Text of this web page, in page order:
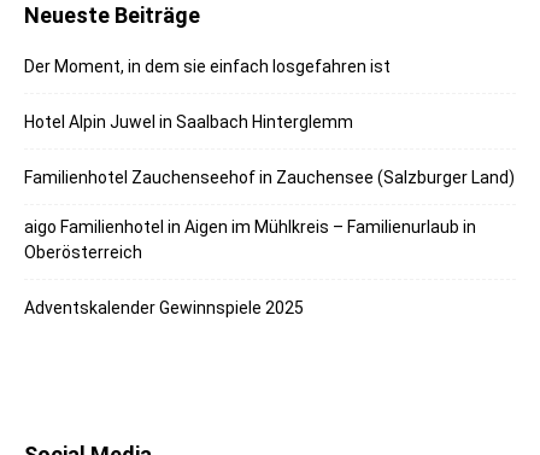
Neueste Beiträge
Der Moment, in dem sie einfach losgefahren ist
Hotel Alpin Juwel in Saalbach Hinterglemm
Familienhotel Zauchenseehof in Zauchensee (Salzburger Land)
aigo Familienhotel in Aigen im Mühlkreis – Familienurlaub in
Oberösterreich
Adventskalender Gewinnspiele 2025